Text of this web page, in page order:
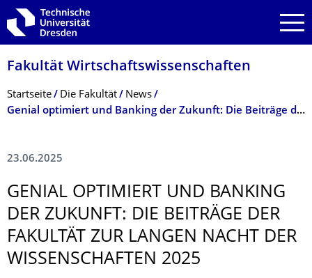
Zur Hauptnavigation springen
Zur Suche springen
Zum Inhalt springen
Fakultät Wirtschaftswissen­schaften
Breadcrumb-Menü
Startseite Die Fakultät
News
Genial optimiert und Banking der Zukunft: Die Beiträge der Fakultät zur Langen Nacht der Wissenschaften 2025
23.06.2025
GENIAL OPTIMIERT UND BANKING
DER ZUKUNFT: DIE BEITRÄGE DER
FAKULTÄT ZUR LANGEN NACHT DER
WISSENSCHAFTEN 2025